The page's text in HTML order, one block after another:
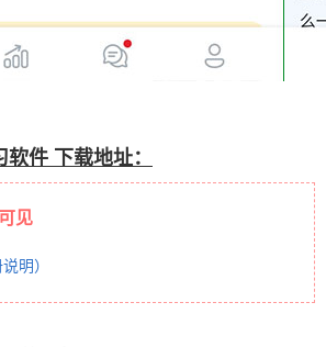
件 下载地址：
见
说明）